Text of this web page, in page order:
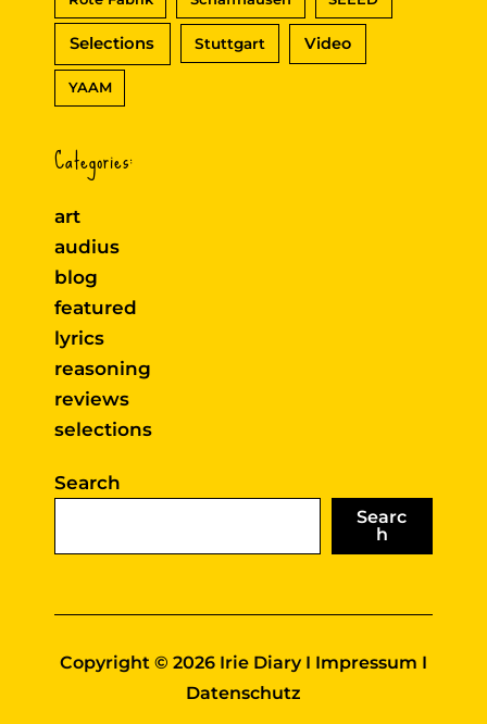
Selections Stuttgart Video
YAAM
Categories:
art
audius
blog
featured
lyrics
reasoning
reviews
selections
Search
Searc
h
Copyright © 2026 Irie Diary I Impressum I
Datenschutz